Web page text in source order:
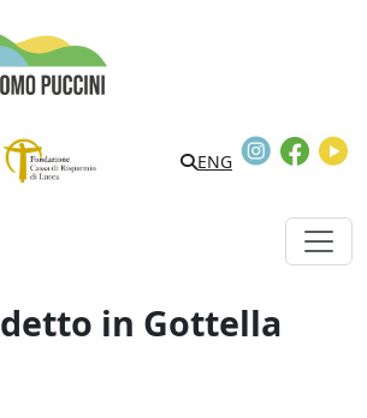
Search
ENG
Instagram
in Gottella